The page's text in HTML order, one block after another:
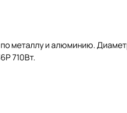
металлу и алюминию.
710Вт.